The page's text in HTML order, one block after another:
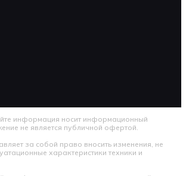
информация носит информационный
не является публичной офертой.
за собой право вносить изменения, не
характеристики техники и